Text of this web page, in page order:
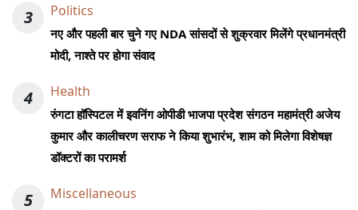
3 Politics
नए और पहली बार चुने गए NDA सांसदों से शुक्रवार मिलेंगे प्रधानमंत्री
मोदी, नाश्ते पर होगा संवाद
4 Health
रुंगटा हॉस्पिटल में इवनिंग ओपीडी भाजपा प्रदेश संगठन महामंत्री अजेय
कुमार और कालीचरण सराफ ने किया शुभारंभ, शाम को मिलेगा विशेषज्ञ
डॉक्टरों का परामर्श
5 Miscellaneous